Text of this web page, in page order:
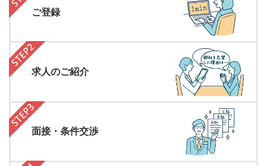
ご登録
求人のご紹介
面接・条件交渉